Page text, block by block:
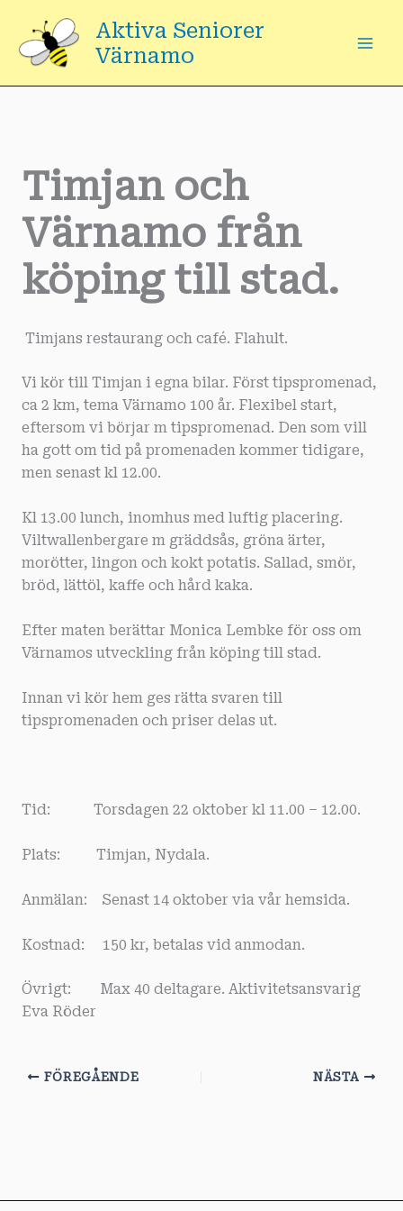
innehåll
Aktiva Seniorer
Värnamo
Timjan och
Värnamo från
köping till stad.
Timjans restaurang och café. Flahult.
Vi kör till Timjan i egna bilar. Först tipspromenad,
ca 2 km, tema Värnamo 100 år. Flexibel start,
eftersom vi börjar m tipspromenad. Den som vill
ha gott om tid på promenaden kommer tidigare,
men senast kl 12.00.
Kl 13.00 lunch, inomhus med luftig placering.
Viltwallenbergare m gräddsås, gröna ärter,
morötter, lingon och kokt potatis. Sallad, smör,
bröd, lättöl, kaffe och hård kaka.
Efter maten berättar Monica Lembke för oss om
Värnamos utveckling från köping till stad.
Innan vi kör hem ges rätta svaren till
tipspromenaden och priser delas ut.
Tid: Torsdagen 22 oktober kl 11.00 – 12.00.
Plats: Timjan, Nydala.
Anmälan: Senast 14 oktober via vår hemsida.
Kostnad: 150 kr, betalas vid anmodan.
Övrigt: Max 40 deltagare. Aktivitetsansvarig
Eva Röder
FÖREGÅENDE NÄSTA